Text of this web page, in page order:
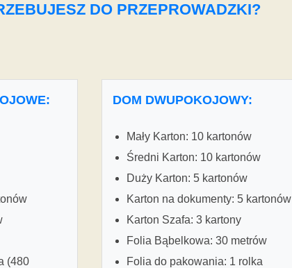
DO PRZEPROWADZKI?
(480
DOM DWUPOKOJOWY:
Mały Karton: 10 kartonów
Średni Karton: 10 kartonów
Duży Karton: 5 kartonów
Karton na dokumenty: 5 kartonów
Karton Szafa: 3 kartony
Folia Bąbelkowa: 30 metrów
Folia do pakowania: 1 rolka